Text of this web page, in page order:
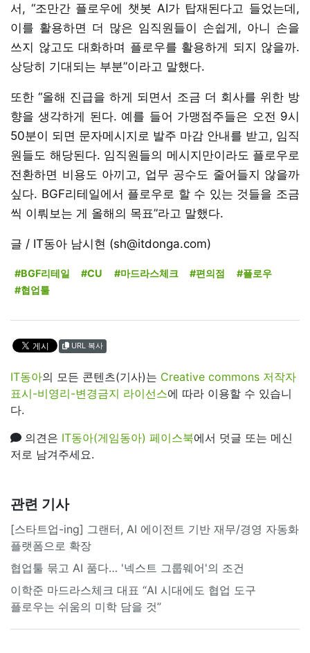
서, “조만간 플로우에 챗봇 AI가 탑재된다고 들었는데,
이를 활용하면 더 많은 임직원들이 손쉽게, 아니 손을
쓰지 않고도 대화하며 플로우를 활용하게 되지 않을까.
상당히 기대되는 부분”이라고 말했다.
또한 “올해 진급을 하게 되면서 조금 더 회사를 위한 방
향을 생각하게 된다. 예를 들어 가맹점주들은 오전 9시
50분이 되면 문자메시지로 발주 마감 안내를 받고, 임직
원들도 해당된다. 임직원들의 메시지만이라도 플로우로
전환하면 비용도 아끼고, 업무 공수도 줄어들지 않을까
싶다. BGF리테일에서 플로우로 할 수 있는 것들을 조금
씩 이뤄보는 게 올해의 목표”라고 말했다.
글 / IT동아 남시현 (sh@itdonga.com)
#BGF리테일 #CU #마드라스체크 #편의점
#플로우
#협업툴
URL 복사
IT동아의 모든 콘텐츠(기사)는 Creative commons 저작자
표시-비영리-변경금지 라이선스에 따라 이용할 수 있습니
다.
의견은 IT동아(게임동아) 페이스북에서 덧글 또는 메신
저로 남겨주세요.
관련 기사
[스타트업-ing] 그랜터, AI 에이전트 기반 재무/경영 자동화
플랫폼으로 확장
협업툴 묶고 AI 품다… '넥스트 그룹웨어'의 조건
이학준 마드라스체크 대표 “AI 시대에도 협업 도구
플로우는 쉬움의 미학 담을 것”